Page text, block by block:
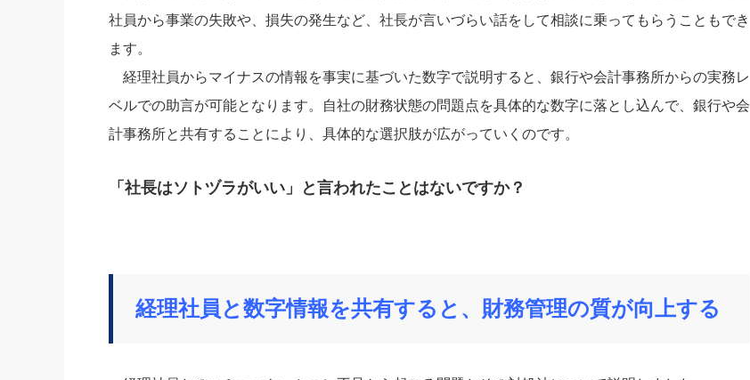
社員から事業の失敗や、損失の発生など、社長が言いづらい話をして相談に乗ってもらうこともでき
ます。
経理社員からマイナスの情報を事実に基づいた数字で説明すると、銀行や会計事務所からの実務レ
ベルでの助言が可能となります。自社の財務状態の問題点を具体的な数字に落とし込んで、銀行や会
計事務所と共有することにより、具体的な選択肢が広がっていくのです。
「社長はソトヅラがいい」と言われたことはないですか？
経理社員と数字情報を共有すると、財務管理の質が向上する